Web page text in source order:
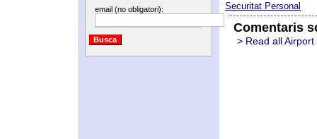
email (no obligatori):
Securitat Personal
Comentaris
> Read all